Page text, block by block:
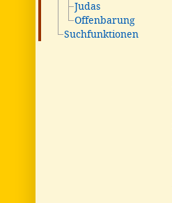
Judas
Offenbarung
Suchfunktionen